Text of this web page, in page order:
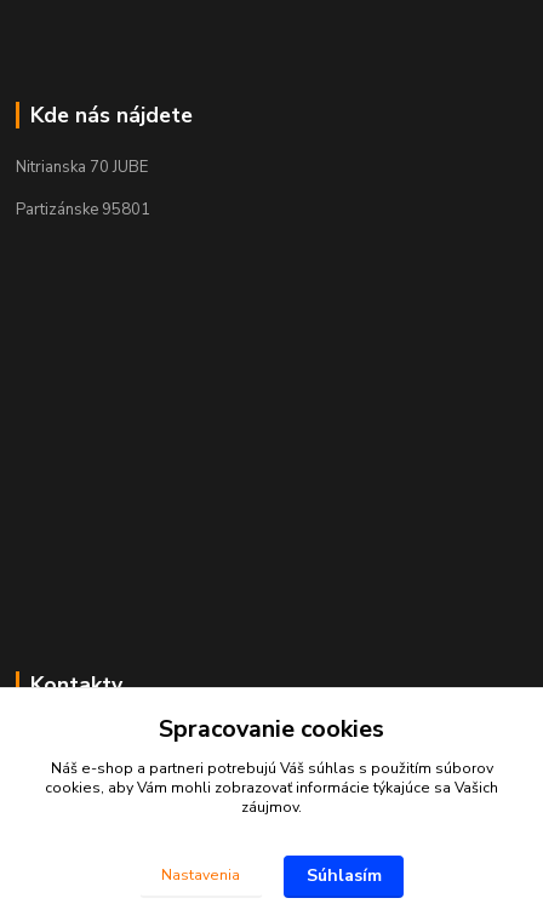
Kde nás nájdete
Nitrianska 70 JUBE
Partizánske 95801
Kontakty
Juraj Beliansky
+421 903 691 375
(Po-Pia, 7-16 hod.)
Spracovanie cookies
Náš e-shop a partneri potrebujú Váš súhlas s použitím súborov
cookies, aby Vám mohli zobrazovať informácie týkajúce sa Vašich
záujmov.
Nastavenia Súhlasím